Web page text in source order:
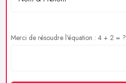
Merci de résoudre l'équation : 4 + 2 = ?